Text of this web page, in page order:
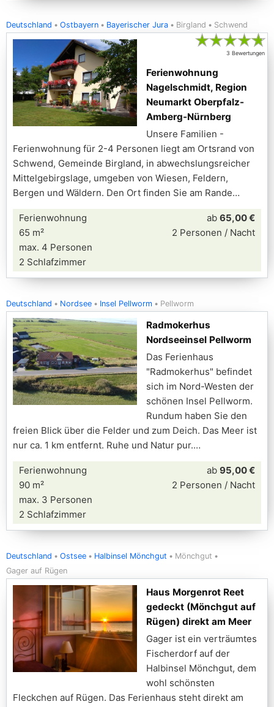
Deutschland Ostbayern Bayerischer Jura Birgland Schwend
★★★★★
3 Bewertungen
Ferienwohnung
Nagelschmidt, Region
Neumarkt Oberpfalz-
Amberg-Nürnberg
Unsere Familien -
Ferienwohnung für 2-4 Personen liegt am Ortsrand von
Schwend, Gemeinde Birgland, in abwechslungsreicher
Mittelgebirgslage, umgeben von Wiesen, Feldern,
Bergen und Wäldern. Den Ort finden Sie am Rande
Ferienwohnung
65 m²
max. 4 Personen
2 Schlafzimmer
ab 65,00 €
2 Personen / Nacht
Deutschland Nordsee Insel Pellworm Pellworm
Radmokerhus
Nordseeinsel Pellworm
Das Ferienhaus
"Radmokerhus" befindet
sich im Nord-Westen der
schönen Insel Pellworm.
Rundum haben Sie den
freien Blick über die Felder und zum Deich. Das Meer ist
nur ca. 1 km entfernt. Ruhe und Natur pur.
Ferienwohnung
90 m²
max. 3 Personen
2 Schlafzimmer
ab 95,00 €
2 Personen / Nacht
Deutschland Ostsee Halbinsel Mönchgut
Mönchgut
Gager auf Rügen
Haus Morgenrot Reet
gedeckt (Mönchgut auf
Rügen) direkt am Meer
Gager ist ein verträumtes
Fischerdorf auf der
Halbinsel Mönchgut, dem
wohl schönsten
Fleckchen auf Rügen. Das Ferienhaus steht direkt am